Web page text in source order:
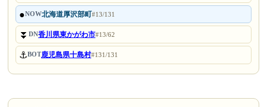
●NOW北海道厚沢部町#13/131
⏬DN香川県東かがわ市#13/62
⚓BOT鹿児島県十島村#131/131